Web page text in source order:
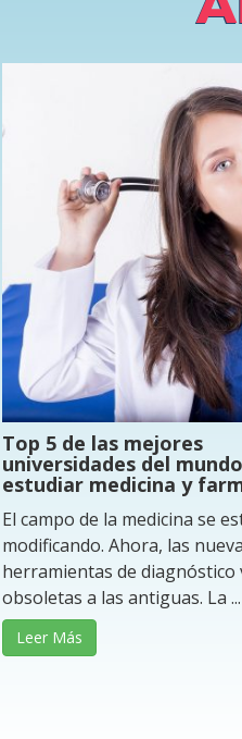
Top 5 de las mejores
universidades del
estudiar medicina y
El campo de la medicina se
modificando. Ahora, las
herramientas de diagnóstico
obsoletas a las antiguas. La ...
Leer Más